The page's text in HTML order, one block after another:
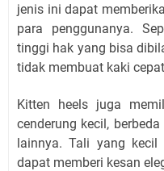
jenis ini dapat
para penggunanya.
tinggi hak yang bisa
tidak membuat kaki
Kitten heels juga
cenderung kecil,
lainnya. Tali yang kecil
dapat memberi kesan